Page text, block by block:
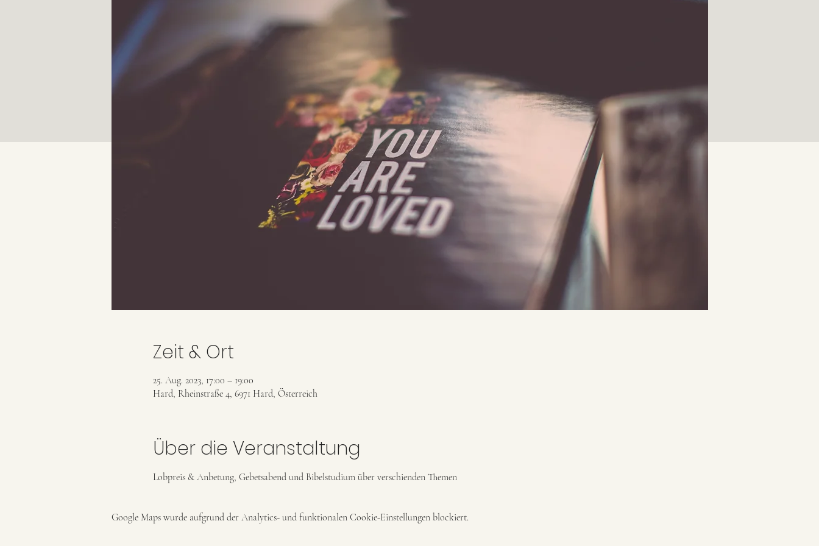
Zeit & Ort
25. Aug. 2023, 17:00 – 19:00
Hard, Rheinstraße 4, 6971 Hard, Österreich
Über die Veranstaltung
Lobpreis & Anbetung, Gebetsabend und Bibelstudium über verschienden Themen
Google Maps wurde aufgrund der Analytics- und funktionalen Cookie-Einstellungen blockiert.